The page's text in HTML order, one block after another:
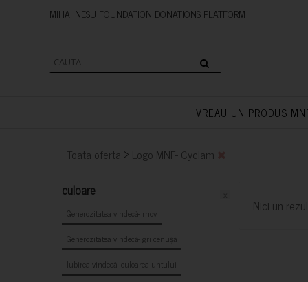
MIHAI NESU FOUNDATION
VREAU UN PRODUS
Toata oferta > Logo MNF- Cyclam
culoare
Generozitatea vindecă- mov
Generozitatea vindecă- gri cenușă
Iubirea vindecă- culoarea untului
Nici un